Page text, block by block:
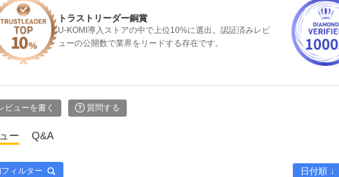
トラストリーダー銅賞
U-KOMI導入ストアの中で上位10%に選出。認証済みレビ
ューの公開数で業界をリードする存在です。
ビューを書く 質問する
ー Q&A
ィルター 日付順 ↓